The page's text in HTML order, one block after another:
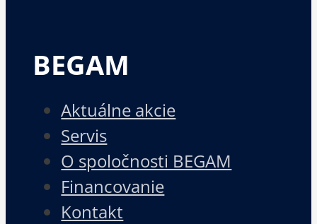
BEGAM
Aktuálne akcie
Servis
O spoločnosti BEGAM
Financovanie
Kontakt